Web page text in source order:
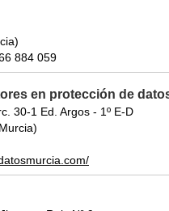
884 059
en protección de
30-1 Ed. Argos - 1º E-D